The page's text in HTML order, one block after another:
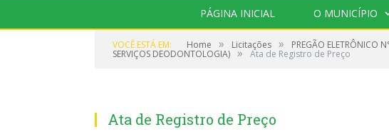
PÁGINA INICIAL O MUNICÍPIO
VOCÊ ESTÁ EM: Home » Licitações » PREGÃO ELETRÔNICO
SERVIÇOS DEODONTOLOGIA) » Ata de Registro de Preço
Ata de Registro de Preço